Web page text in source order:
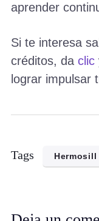
aprender
Si te interesa
créditos, da clic
lograr impulsar
Tags Hermosill